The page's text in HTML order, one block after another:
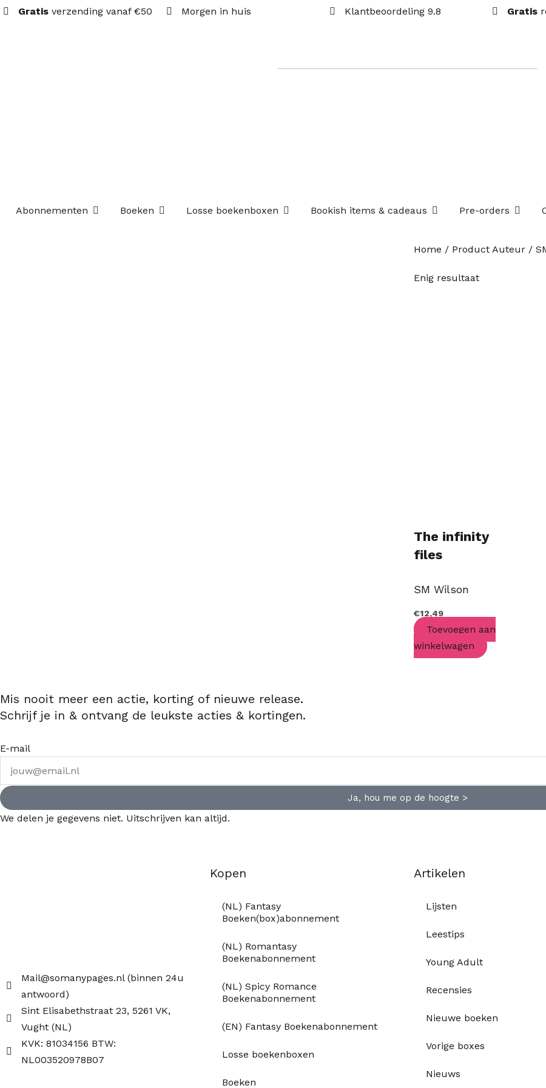
Gratis verzending vanaf €50 Morgen in huis Klantbeoordeling 9.8 Gratis
Abonnementen Open Abonnementen
Boeken Open Boeken
Losse boekenboxen Open Losse boekenboxen
Bookish items & cadeaus Open Bookish items &
Pre-orders Open
Home / Product Auteur /
Enig resultaat
The infinity
files
SM Wilson
€12,49
Toevoegen aan
winkelwagen
Mis nooit meer een actie, korting of nieuwe release.
Schrijf je in & ontvang de leukste acties & kortingen.
E-mail
Ja, hou me op de hoogte >
We delen je gegevens niet. Uitschrijven kan altijd.
Mail@somanypages.nl (binnen 24u
antwoord)
Sint Elisabethstraat 23, 5261 VK,
Vught (NL)
KVK: 81034156 BTW:
NL003520978B07
Kopen
(NL) Fantasy
Boeken(box)abonnement
(NL) Romantasy
Boekenabonnement
(NL) Spicy Romance
Boekenabonnement
(EN) Fantasy Boekenabonnement
Losse boekenboxen
Boeken
Artikelen
Lijsten
Leestips
Young Adult
Recensies
Nieuwe boeken
Vorige boxes
Nieuws